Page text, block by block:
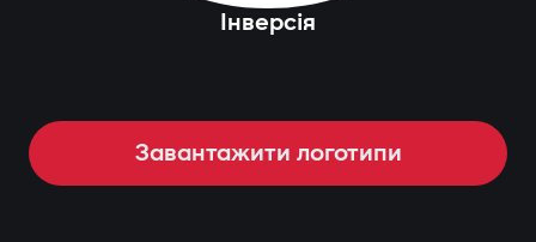
Інверсія
Завантажити логотипи